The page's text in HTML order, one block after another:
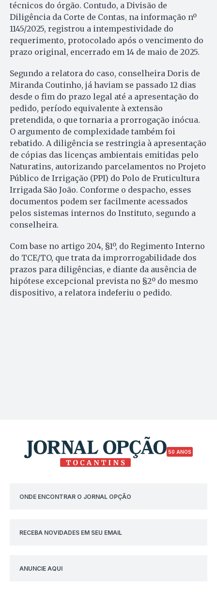
técnicos do órgão. Contudo, a Divisão de
Diligência da Corte de Contas, na informação nº
1145/2025, registrou a intempestividade do
requerimento, protocolado após o vencimento do
prazo original, encerrado em 14 de maio de 2025.
Segundo a relatora do caso, conselheira Doris de
Miranda Coutinho, já haviam se passado 12 dias
desde o fim do prazo legal até a apresentação do
pedido, período equivalente à extensão
pretendida, o que tornaria a prorrogação inócua.
O argumento de complexidade também foi
rebatido. A diligência se restringia à apresentação
de cópias das licenças ambientais emitidas pelo
Naturatins, autorizando parcelamentos no Projeto
Público de Irrigação (PPI) do Polo de Fruticultura
Irrigada São João. Conforme o despacho, esses
documentos podem ser facilmente acessados
pelos sistemas internos do Instituto, segundo a
conselheira.
Com base no artigo 204, §1º, do Regimento Interno
do TCE/TO, que trata da improrrogabilidade dos
prazos para diligências, e diante da ausência de
hipótese excepcional prevista no §2º do mesmo
dispositivo, a relatora indeferiu o pedido.
50 ANOS
ONDE ENCONTRAR O JORNAL OPÇÃO
RECEBA NOVIDADES EM SEU EMAIL
ANUNCIE AQUI